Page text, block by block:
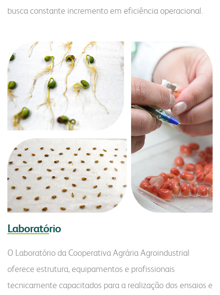
busca constante incremento em eficiência operacional.
Laboratório
O Laboratório da Cooperativa Agrária Agroindustrial
oferece estrutura, equipamentos e profissionais
tecnicamente capacitados para a realização dos ensaios e